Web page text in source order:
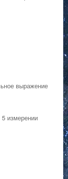
выражение
измерении